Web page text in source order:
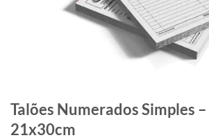
Talões Numerados Simples
21x30cm